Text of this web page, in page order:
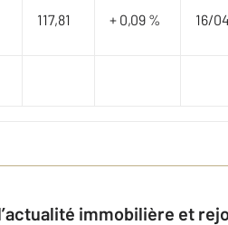
117,81 + 0,09 % ​16/
l’actualité immobilière et